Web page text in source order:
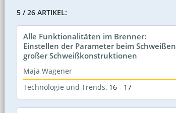
5 / 26 ARTIKEL:
Alle Funktionalitäten im Brenner:
Einstellen der Parameter beim Schweißen
großer Schweißkonstruktionen
Maja Wagener
Technologie und Trends, 16 - 17